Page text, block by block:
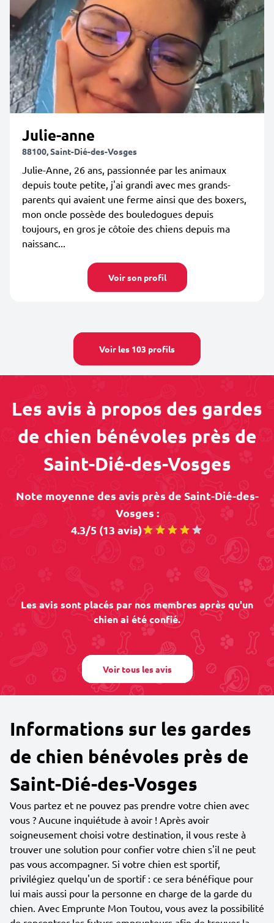
Julie-anne
88100, Saint-Dié-des-Vosges
Julie-Anne, 26 ans, passionnée par les animaux
depuis toute petite, j'ai grandi avec mes grands-
parents qui avaient une ferme ainsi que des boxers,
mon oncle possède des bouledogues depuis
toujours, en gros je côtoie des chiens depuis ma
naissanc...
Voir son profil
Voir les 103 profils
Les avis à propos des gardes
de chien bénévoles près de
Saint-Dié-des-Vosges
Note moyenne des avis près de Saint-Dié-des-
Vosges :
4.3/5 (13 avis)
Les avis sont placés par nos membres après qu'un
chien ai été confié.
Voir tous les avis
Informations sur les gardes
de chien bénévoles près de
Saint-Dié-des-Vosges
Vous partez et ne pouvez pas prendre votre chien avec
vous ? Aucune inquiétude à avoir ! Après avoir
soigneusement choisi votre destination, il vous reste à
trouver une solution pour confier votre chien s'il ne peut
pas vous accompagner. Si votre chien est sportif,
privilégiez quelqu'un de sportif : ce sera bénéfique pour
lui mais aussi pour la personne en charge de la garde du
chien. Avec Emprunte Mon Toutou, vous avez la possibilité